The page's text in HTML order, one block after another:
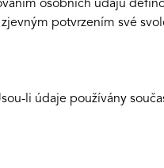
osobních údajů
potvrzením své
li údaje používány